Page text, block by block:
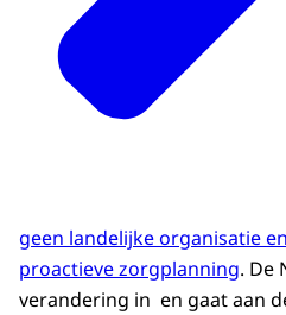
geen landelijke organisatie
proactieve zorgplanning. De
verandering in en gaat aan